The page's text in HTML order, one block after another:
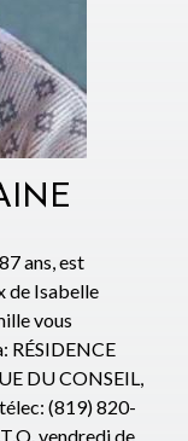
ans, est
de Isabelle
vous
RÉSIDENCE
DU CONSEIL,
(819) 820-
vendredi de